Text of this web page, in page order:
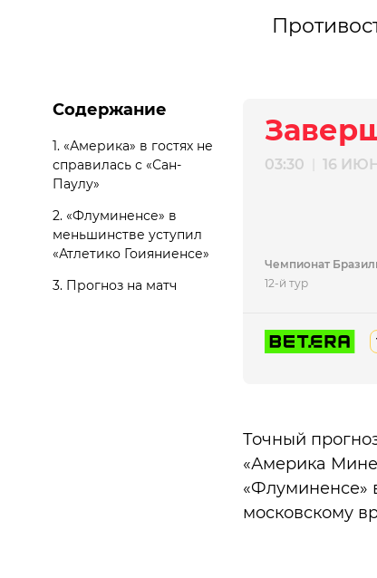
Содержание
1. «Америка» в гостях не
справилась с «Сан-
Паулу»
2. «Флуминенсе» в
меньшинстве уступил
«Атлетико Гоияниенсе»
3. Прогноз на матч
03:30 16
Чемпионат
12-й тур
Точный
«Америка
«Флуминенсе»
московскому